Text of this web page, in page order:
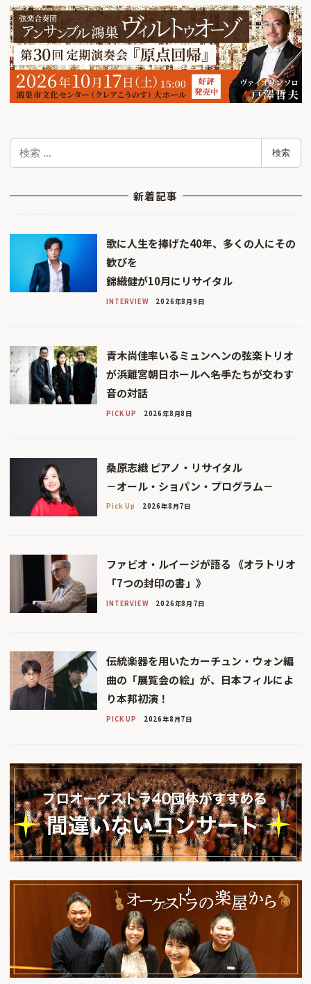
検
検索
新着記事
歌に人生を捧げた40年、多くの人にその
歓びを
錦織健が10月にリサイタル
INTERVIEW 2026年8月9日
青木尚佳率いるミュンヘンの弦楽トリオ
が浜離宮朝日ホールへ――名手たちが交わす
音の対話
PICK UP 2026年8月8日
桑原志織 ピアノ・リサイタル
－オール・ショパン・プログラム－
Pick Up 2026年8月7日
ファビオ・ルイージが語る 《オラトリオ
「7つの封印の書」》
INTERVIEW 2026年8月7日
伝統楽器を用いたカーチュン・ウォン編
曲の「展覧会の絵」が、日本フィルによ
り本邦初演！
PICK UP 2026年8月7日